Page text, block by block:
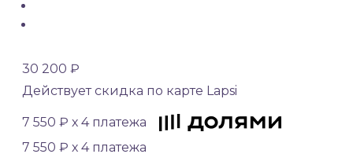
30 200 ₽
Действует скидка по карте Lapsi
7 550 ₽ х 4 платежа
7 550 ₽ х 4 платежа